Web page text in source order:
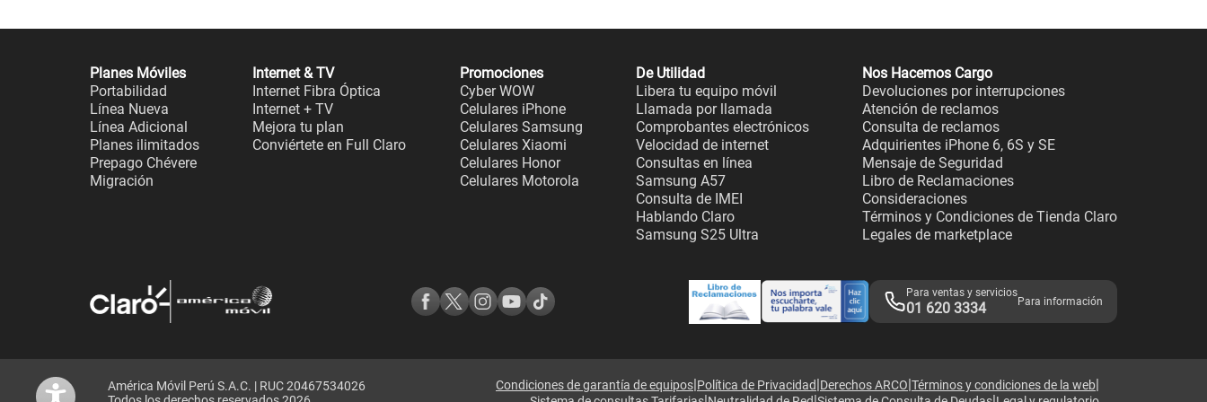
Planes Móviles
Portabilidad
Línea Nueva
Línea Adicional
Planes ilimitados
Prepago Chévere
Migración
Internet & TV
Internet Fibra Óptica
Internet + TV
Mejora tu plan
Conviértete en Full Claro
Promociones
Cyber WOW
Celulares iPhone
Celulares Samsung
Celulares Xiaomi
Celulares Honor
Celulares Motorola
De Utilidad
Libera tu equipo móvil
Llamada por llamada
Comprobantes electrónicos
Velocidad de internet
Consultas en línea
Samsung A57
Consulta de IMEI
Hablando Claro
Samsung S25 Ultra
Nos Hacemos Cargo
Devoluciones por interrupciones
Atención de reclamos
Consulta de reclamos
Adquirientes iPhone 6, 6S y SE
Mensaje de Seguridad
Libro de Reclamaciones
Consideraciones
Términos y Condiciones de Tienda Claro
Legales de marketplace
Para ventas y servicios
01 620 3334 Para información
América Móvil Perú S.A.C. | RUC 20467534026
Condiciones de garantía de equipos|Política de Privacidad|Derechos ARCO|Términos y condiciones de la web|